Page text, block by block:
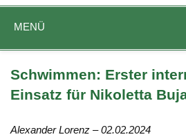
MENÜ
Schwimmen: Erster
Einsatz für Nikoletta
Alexander Lorenz – 02.02.2024